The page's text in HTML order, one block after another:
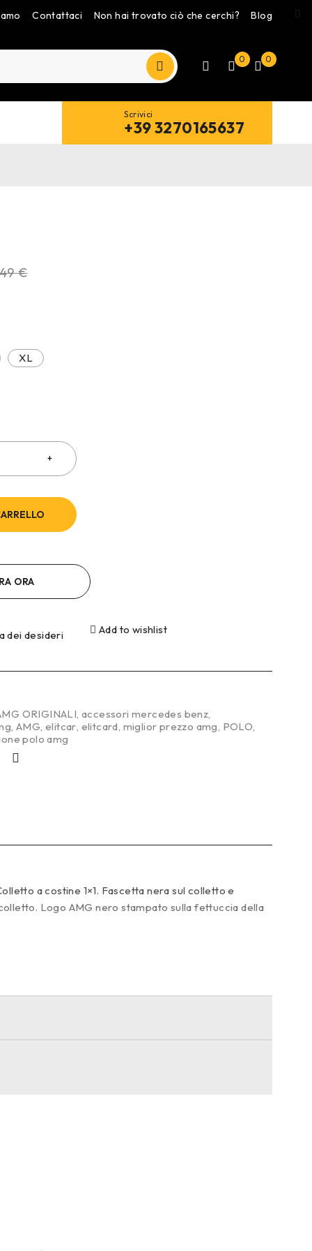
Contattaci Non hai trovato ciò che cerchi? Blog
0 0
Scrivici
+39 3270165637
€
XL
ORA
dei desideri
Add to wishlist
ORIGINALI,accessori mercedes benz,
,AMG,elitcar, elitcard, miglior prezzo amg, POLO,
polo amg
a costine 1×1. Fascetta nera sul colletto e
Logo AMG nero stampato sulla fettuccia della